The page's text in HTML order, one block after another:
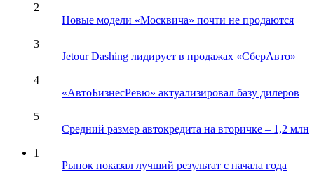
2
Новые модели «Москвича» почти не продаются
3
Jetour Dashing лидирует в продажах «СберАвто»
4
«АвтоБизнесРевю» актуализировал базу дилеров
5
Средний размер автокредита на вторичке – 1,2 млн
1
Рынок показал лучший результат с начала года